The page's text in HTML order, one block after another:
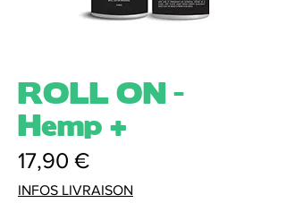
ROLL ON -
Hemp +
17,90 €Prix
INFOS LIVRAISON